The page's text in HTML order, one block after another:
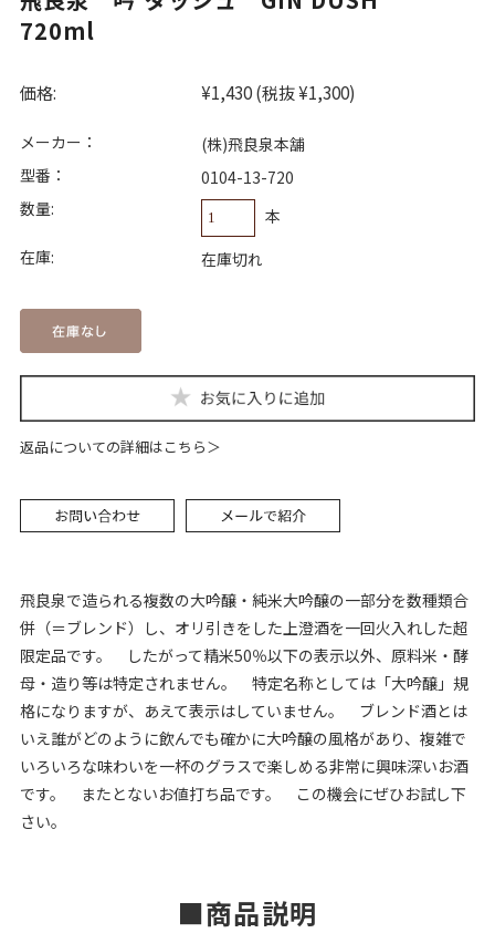
720ml
価格: ¥1,430(税抜 ¥1,300)
メーカー：
(株)飛良泉本舗
型番：
0104-13-720
数量:
本
在庫:
在庫切れ
返品についての詳細はこちら
飛良泉で造られる複数の大吟醸・純米大吟醸の一部分を数種類合
併（＝ブレンド）し、オリ引きをした上澄酒を一回火入れした超
限定品です。 したがって精米50％以下の表示以外、原料米・酵
母・造り等は特定されません。 特定名称としては「大吟醸」規
格になりますが、あえて表示はしていません。 ブレンド酒とは
いえ誰がどのように飲んでも確かに大吟醸の風格があり、複雑で
いろいろな味わいを一杯のグラスで楽しめる非常に興味深いお酒
です。 またとないお値打ち品です。 この機会にぜひお試し下
さい。
商品説明